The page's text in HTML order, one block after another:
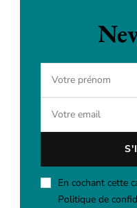
En cochant cette
Politique de